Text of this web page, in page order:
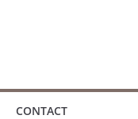
CONTACT